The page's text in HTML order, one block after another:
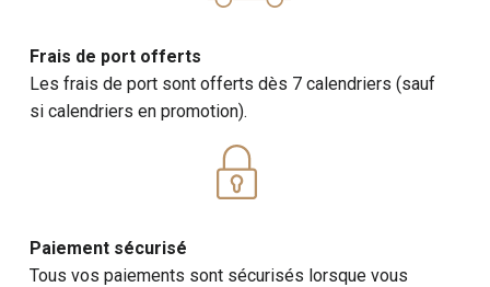
Frais de port offerts
Les frais de port sont offerts dès 7 calendriers (sauf
si calendriers en promotion).
Paiement sécurisé
Tous vos paiements sont sécurisés lorsque vous